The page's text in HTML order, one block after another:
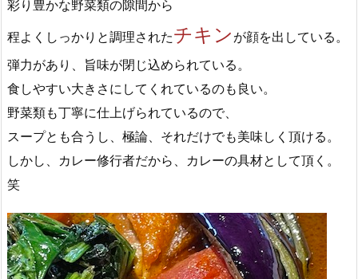
彩り豊かな野菜類の隙間から
程よくしっかりと調理されたチキン が顔を出している。
弾力があり、旨味が閉じ込められている。
食しやすい大きさにしてくれているのも良い。
野菜類も丁寧に仕上げられているので、
スープとも合うし、極論、それだけでも美味しく頂ける。
しかし、カレー修行者だから、カレーの具材として頂く。
笑